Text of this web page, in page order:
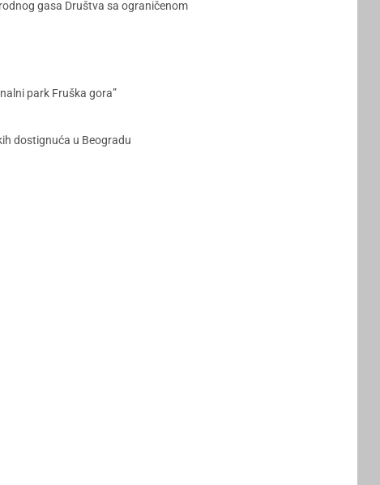
gasa Društva sa ograničenom
park Fruška gora”
dostignuća u Beogradu